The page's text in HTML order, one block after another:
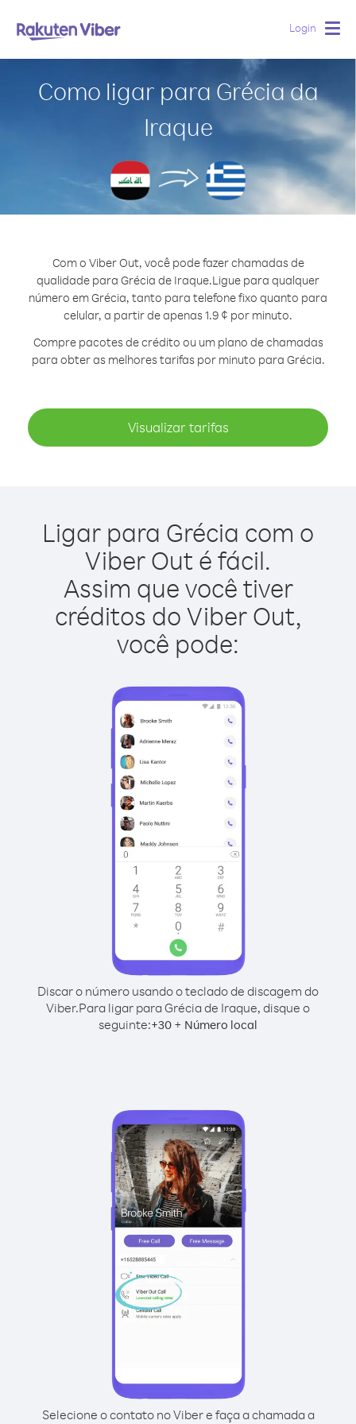
Login
Como ligar para Grécia da
Iraque
Com o Viber Out, você pode fazer chamadas de
qualidade para Grécia de Iraque.Ligue para qualquer
número em Grécia, tanto para telefone fixo quanto para
celular, a partir de apenas 1.9 ¢ por minuto.
Compre pacotes de crédito ou um plano de chamadas
para obter as melhores tarifas por minuto para Grécia.
Visualizar tarifas
Ligar para Grécia com o
Viber Out é fácil.
Assim que você tiver
créditos do Viber Out,
você pode:
Discar o número usando o teclado de discagem do
Viber.Para ligar para Grécia de Iraque, disque o
seguinte:+30 + Número local
Selecione o contato no Viber e faça a chamada a